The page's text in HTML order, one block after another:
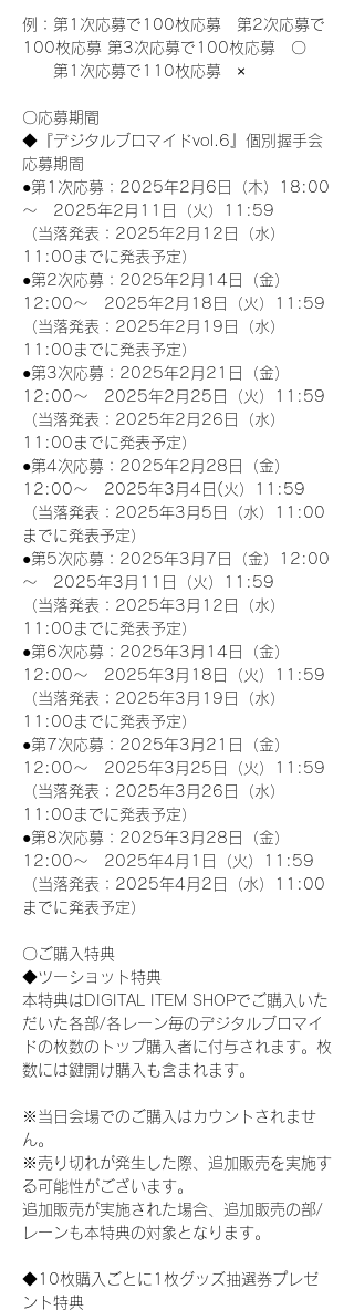
例：第1次応募で100枚応募　第2次応募で
100枚応募 第3次応募で100枚応募　〇
第1次応募で110枚応募　×
〇応募期間
◆『デジタルブロマイドvol.6』個別握手会
応募期間
●第1次応募：2025年2月6日（木）18:00
～　2025年2月11日（火）11:59
（当落発表：2025年2月12日（水）
11:00までに発表予定）
●第2次応募：2025年2月14日（金）
12:00～　2025年2月18日（火）11:59
（当落発表：2025年2月19日（水）
11:00までに発表予定）
●第3次応募：2025年2月21日（金）
12:00～　2025年2月25日（火）11:59
（当落発表：2025年2月26日（水）
11:00までに発表予定）
●第4次応募：2025年2月28日（金）
12:00～　2025年3月4日(火）11:59
（当落発表：2025年3月5日（水）11:00
までに発表予定）
●第5次応募：2025年3月7日（金）12:00
～　2025年3月11日（火）11:59
（当落発表：2025年3月12日（水）
11:00までに発表予定）
●第6次応募：2025年3月14日（金）
12:00～　2025年3月18日（火）11:59
（当落発表：2025年3月19日（水）
11:00までに発表予定）
●第7次応募：2025年3月21日（金）
12:00～　2025年3月25日（火）11:59
（当落発表：2025年3月26日（水）
11:00までに発表予定）
●第8次応募：2025年3月28日（金）
12:00～　2025年4月1日（火）11:59
（当落発表：2025年4月2日（水）11:00
までに発表予定）
〇ご購入特典
◆ツーショット特典
本特典はDIGITAL ITEM SHOPでご購入いた
だいた各部/各レーン毎のデジタルブロマイ
ドの枚数のトップ購入者に付与されます。枚
数には鍵開け購入も含まれます。
※当日会場でのご購入はカウントされませ
ん。
※売り切れが発生した際、追加販売を実施す
る可能性がございます。
追加販売が実施された場合、追加販売の部/
レーンも本特典の対象となります。
◆10枚購入ごとに1枚グッズ抽選券プレゼ
ント特典